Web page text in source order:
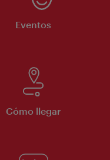
Eventos
Cómo llegar